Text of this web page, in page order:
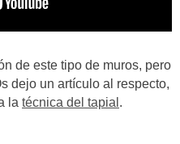
de este tipo de muros, pero
dejo un artículo al respecto,
la técnica del tapial .